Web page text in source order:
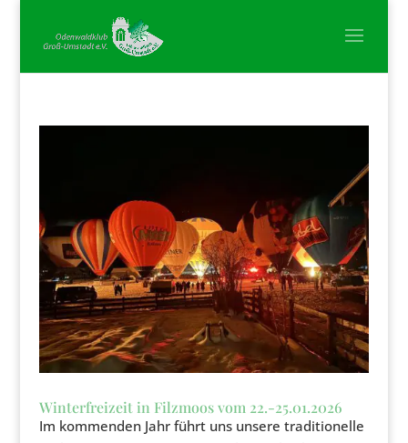
Winterfreizeit in Filzmoos vom 22.-25.01.2026
Im kommenden Jahr führt uns unsere traditionelle